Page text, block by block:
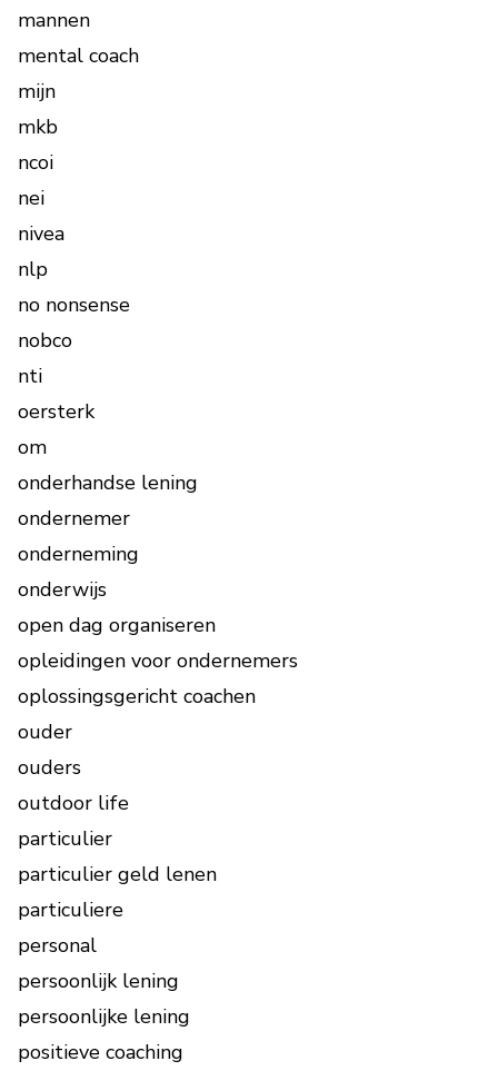
mannen
mental coach
mijn
mkb
ncoi
nei
nivea
nlp
no nonsense
nobco
nti
oersterk
om
onderhandse lening
ondernemer
onderneming
onderwijs
open dag organiseren
opleidingen voor ondernemers
oplossingsgericht coachen
ouder
ouders
outdoor life
particulier
particulier geld lenen
particuliere
personal
persoonlijk lening
persoonlijke lening
positieve coaching